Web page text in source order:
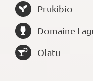
Prukibio
Domaine
Olatu